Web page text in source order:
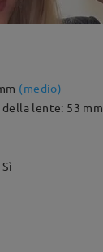
(medio)
della lente: 53 mm
Sì